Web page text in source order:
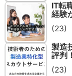
IT転
経験
(23)
製造
評判！
(23)